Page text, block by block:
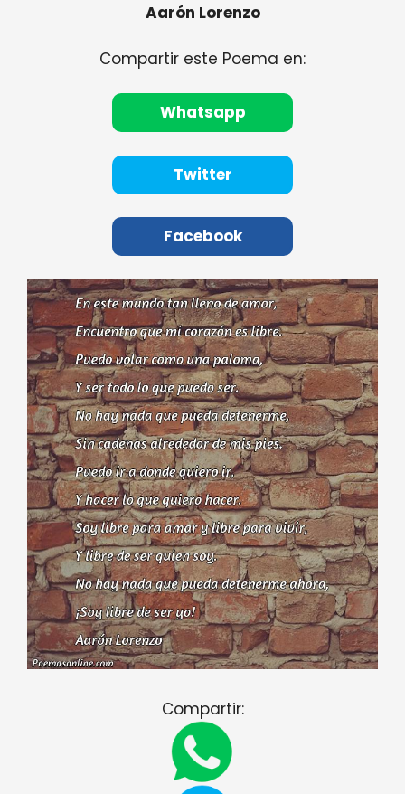
Aarón Lorenzo
Compartir este Poema en:
Whatsapp
Twitter
Facebook
Compartir: